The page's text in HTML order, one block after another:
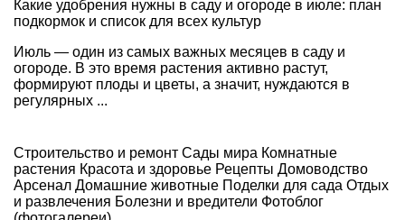
Какие удобрения нужны в саду и огороде в июле: план
подкормок и список для всех культур
Июль — один из самых важных месяцев в саду и
огороде. В это время растения активно растут,
формируют плоды и цветы, а значит, нуждаются в
регулярных ...
Строительство и ремонт Сады мира Комнатные
растения Красота и здоровье Рецепты Домоводство
Арсенал Домашние животные Поделки для сада Отдых
и развлечения Болезни и вредители Фотоблог